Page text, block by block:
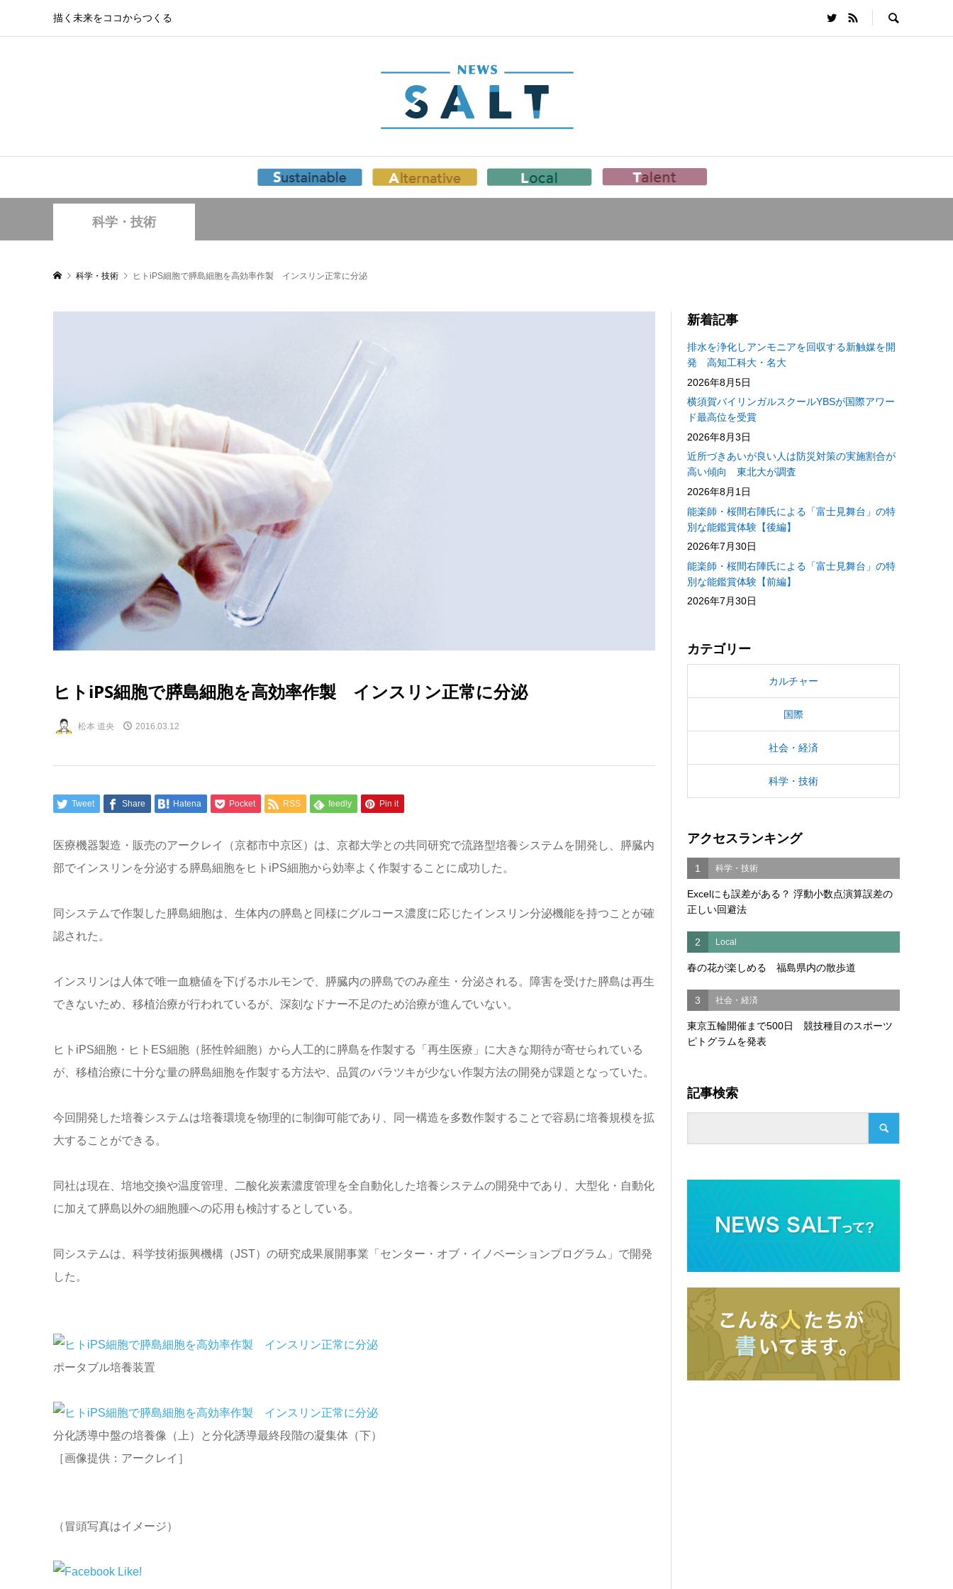
描く未来をココからつくる
科学・技術
科学・技術 ヒトiPS細胞で膵島細胞を高効率作製 インスリン正常に分泌
ヒトiPS細胞で膵島細胞を高効率作製 インスリン正常に分泌
松本 道央 2016.03.12
Tweet Share Hatena Pocket RSS feedly Pin it
医療機器製造・販売のアークレイ（京都市中京区）は、京都大学との共同研究で流路型培養システムを開発し、膵臓内
部でインスリンを分泌する膵島細胞をヒトiPS細胞から効率よく作製することに成功した。
同システムで作製した膵島細胞は、生体内の膵島と同様にグルコース濃度に応じたインスリン分泌機能を持つことが確
認された。
インスリンは人体で唯一血糖値を下げるホルモンで、膵臓内の膵島でのみ産生・分泌される。障害を受けた膵島は再生
できないため、移植治療が行われているが、深刻なドナー不足のため治療が進んでいない。
ヒトiPS細胞・ヒトES細胞（胚性幹細胞）から人工的に膵島を作製する「再生医療」に大きな期待が寄せられている
が、移植治療に十分な量の膵島細胞を作製する方法や、品質のバラツキが少ない作製方法の開発が課題となっていた。
今回開発した培養システムは培養環境を物理的に制御可能であり、同一構造を多数作製することで容易に培養規模を拡
大することができる。
同社は現在、培地交換や温度管理、二酸化炭素濃度管理を全自動化した培養システムの開発中であり、大型化・自動化
に加えて膵島以外の細胞腫への応用も検討するとしている。
同システムは、科学技術振興機構（JST）の研究成果展開事業「センター・オブ・イノベーションプログラム」で開発
した。
ポータブル培養装置
分化誘導中盤の培養像（上）と分化誘導最終段階の凝集体（下）
［画像提供：アークレイ］
（冒頭写真はイメージ）
新着記事
排水を浄化しアンモニアを回収する新触媒を開
発 高知工科大・名大
2026年8月5日
横須賀バイリンガルスクールYBSが国際アワー
ド最高位を受賞
2026年8月3日
近所づきあいが良い人は防災対策の実施割合が
高い傾向 東北大が調査
2026年8月1日
能楽師・桜間右陣氏による「富士見舞台」の特
別な能鑑賞体験【後編】
2026年7月30日
能楽師・桜間右陣氏による「富士見舞台」の特
別な能鑑賞体験【前編】
2026年7月30日
カテゴリー
カルチャー
国際
社会・経済
科学・技術
アクセスランキング
1 科学・技術
Excelにも誤差がある？ 浮動小数点演算誤差の
正しい回避法
2 Local
春の花が楽しめる 福島県内の散歩道
3 社会・経済
東京五輪開催まで500日 競技種目のスポーツ
ピトグラムを発表
記事検索